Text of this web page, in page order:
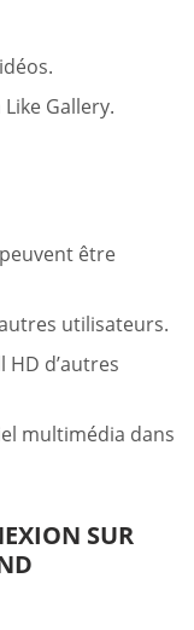
Gallery.
être
utilisateurs.
d’autres
multimédia dans
SUR